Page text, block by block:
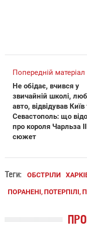
Попередній матеріал
Не обідає, вчився у
звичайній школі,
авто, відвідував Київ
Севастополь: що
про короля Чарльза
сюжет
Теги: ОБСТРІЛИ
ПОРАНЕНІ, ПОТЕРПІЛІ,